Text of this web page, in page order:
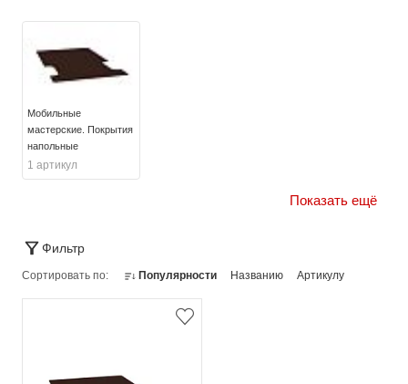
Мобильные
мастерские. Покрытия
напольные
1 артикул
Показать ещё
Фильтр
Сортировать по: Популярности Названию Артикулу